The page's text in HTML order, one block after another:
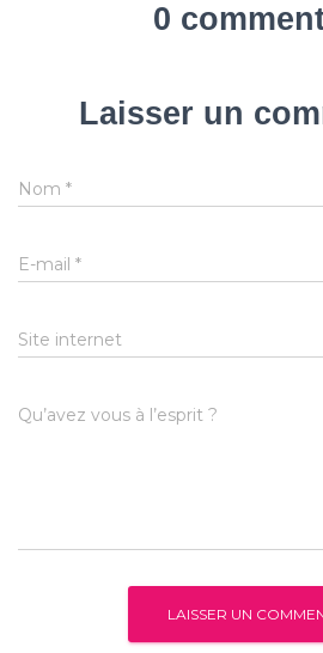
0
Laisser un
Nom *
E-mail *
Site internet
Qu’avez vous à l’esprit ?